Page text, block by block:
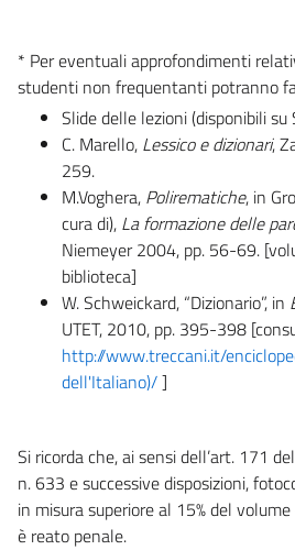
* Per eventuali approfondimenti
studenti non frequentanti potranno
Slide delle lezioni (disponibili su
C. Marello, Lessico e dizionari,
259.
M.Voghera, Polirematiche, in
cura di), La formazione delle
Niemeyer 2004, pp. 56-69.
biblioteca]
W. Schweickard, “Dizionario”, in
UTET, 2010, pp. 395-398
http://www.treccani.it/
dell'Italiano)/]
Si ricorda che, ai sensi dell’art. 171
n. 633 e successive disposizioni,
in misura superiore al 15% del
è reato penale.